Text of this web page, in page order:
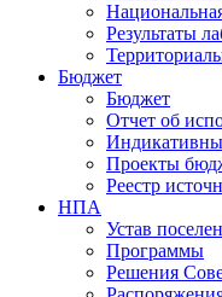
Результаты
Бюджет
Бюджет
Отчет об
Проекты
Реестр
НПА
Устав
Программы
Решения